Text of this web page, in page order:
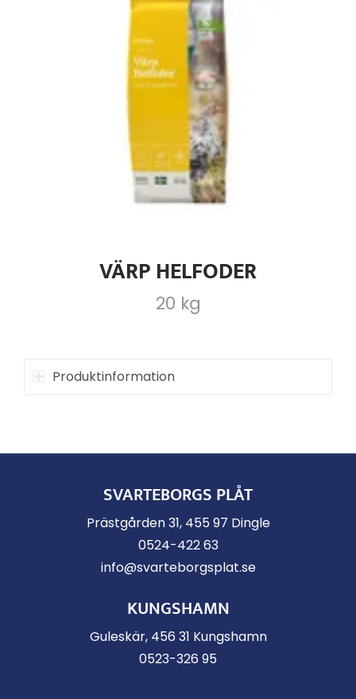
VÄRP HELFODER
20 kg
Produktinformation
SVARTEBORGS PLÅT
Prästgården 31, 455 97 Dingle
0524-422 63
info@svarteborgsplat.se
KUNGSHAMN
Guleskär, 456 31 Kungshamn
0523-326 95